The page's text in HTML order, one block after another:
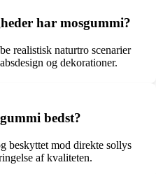
har mosgummi?
realistisk naturtro scenarier
og dekorationer.
bedst?
beskyttet mod direkte sollys
af kvaliteten.